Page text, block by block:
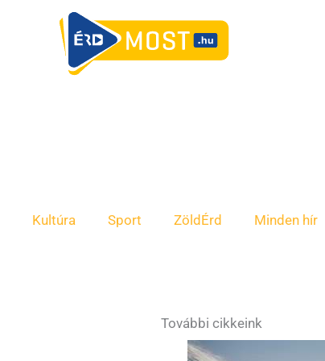
Kultúra Sport ZöldÉrd Minden hír
További cikkeink